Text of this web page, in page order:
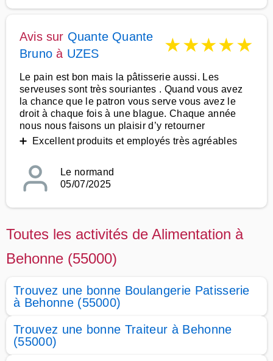
Avis sur Quante Quante
Bruno à UZES ★★★★★
Le pain est bon mais la pâtisserie aussi. Les
serveuses sont très souriantes . Quand vous avez
la chance que le patron vous serve vous avez le
droit à chaque fois à une blague. Chaque année
nous nous faisons un plaisir d’y retourner
➕ Excellent produits et employés très agréables
Le normand
05/07/2025
Toutes les activités de Alimentation à
Behonne (55000)
Trouvez une bonne Boulangerie Patisserie
à Behonne (55000)
Trouvez une bonne Traiteur à Behonne
(55000)